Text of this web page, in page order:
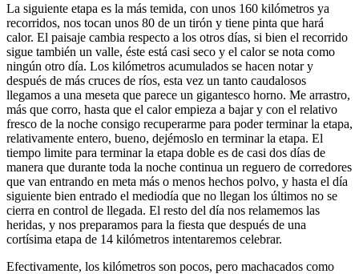
La siguiente etapa es la más temida, con unos 160 kilómetros ya
recorridos, nos tocan unos 80 de un tirón y tiene pinta que hará
calor. El paisaje cambia respecto a los otros días, si bien el recorrido
sigue también un valle, éste está casi seco y el calor se nota como
ningún otro día. Los kilómetros acumulados se hacen notar y
después de más cruces de ríos, esta vez un tanto caudalosos
llegamos a una meseta que parece un gigantesco horno. Me arrastro,
más que corro, hasta que el calor empieza a bajar y con el relativo
fresco de la noche consigo recuperarme para poder terminar la etapa,
relativamente entero, bueno, dejémoslo en terminar la etapa. El
tiempo limite para terminar la etapa doble es de casi dos días de
manera que durante toda la noche continua un reguero de corredores
que van entrando en meta más o menos hechos polvo, y hasta el día
siguiente bien entrado el mediodía que no llegan los últimos no se
cierra en control de llegada. El resto del día nos relamemos las
heridas, y nos preparamos para la fiesta que después de una
cortísima etapa de 14 kilómetros intentaremos celebrar.
Efectivamente, los kilómetros son pocos, pero machacados como